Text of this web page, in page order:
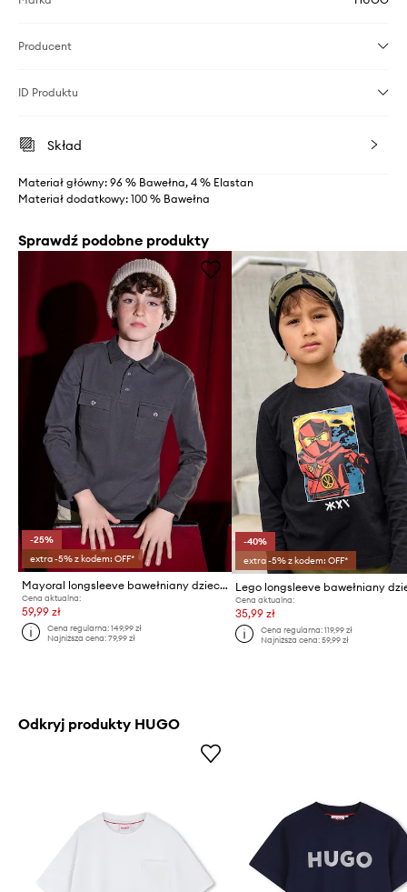
Producent
ID Produktu
Skład
Materiał główny: 96 % Bawełna, 4 % Elastan
Materiał dodatkowy: 100 % Bawełna
Sprawdź podobne produkty
-25%
extra -5% z kodem: OFF*
Mayoral longsleeve bawełniany dziecięcy
Cena aktualna:
59,99 zł
Cena regularna:149,99 zł
Najniższa cena:79,99 zł
-40%
extra -5% z kodem: OFF*
Cena aktualna:
35,99 zł
Cena regularna: 119,99 zł
Najniższa cena: 59,99 zł
Odkryj produkty HUGO